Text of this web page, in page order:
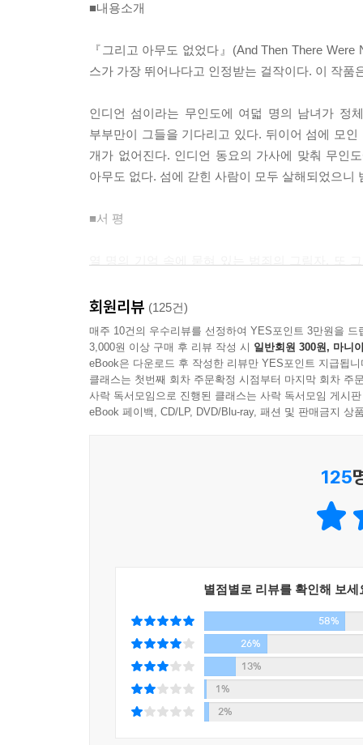
녀는 언제나 자기 방에서 성경을 일고 있다고요."
롬바드는 긴 한숨을 쉬고는 말했다.
블로어는 굽히지 않고 계속 말했다.
"게다가 아침에그녀는 우비를 입고 바닷가에 나갔
롬바드는 머리를 좌우로 흔들었다. 그리고는 말했
"로저스는 장작을 패다가 살해되었소 - 그 일은 그
블로어가 말했다.
"당신은 중요한 것을 빠뜨리고 있소. 만일, 그녀가
렇게 할 수 있었던 것이 아닐까요? 그것은, 말하자
될 거라고 침착하게 말하더군요. 그 여자는 분명
만, 머리가 이상해진 것만은 분명해요. 불행히도
녀는 언제나 자기 방에서 성경을 일고 있다고요."
"하지만 그것만으로 미쳤다는 증거는 될 수 없지 않
블로어는 굽히지 않고 계속 말했다.
"게다가 아침에그녀는 우비를 입고 바닷가에 나갔
■내용소개
『그리고 아무도 없었다』(And Then There
스가 가장 뛰어나다고 인정받는 걸작이다. 이 작품
인디언 섬이라는 무인도에 여덟 명의 남녀가 정
부부만이 그들을 기다리고 있다. 뒤이어 섬에 모
개가 없어진다. 인디언 동요의 가사에 맞춰 무인
아무도 없다. 섬에 갇힌 사람이 모두 살해되었으니
■서 평
때까지 긴장을 늦출 수 없는 기교 또한 독자들에
피가 얼어붙는 듯한 느낌을 받게 될 것이다.
회원리뷰 (125건)
매주 10건의 우수리뷰를 선정하여 YES포인트 3만원을 드
3,000원 이상 구매 후 리뷰 작성 시 일반회원 300원, 마니
eBook은 다운로드 후 작성한 리뷰만 YES포인트 지급됩니
클래스는 첫번째 회차 주문확정 시점부터 마지막 회차 주
사락 독서모임으로 진행된 클래스는 사락 독서모임 게시
eBook 페이백, CD/LP, DVD/Blu-ray, 패션 및 판매금지 상
125
별점별로 리뷰를 확인해 보세
58%
26%
13%
1%
2%